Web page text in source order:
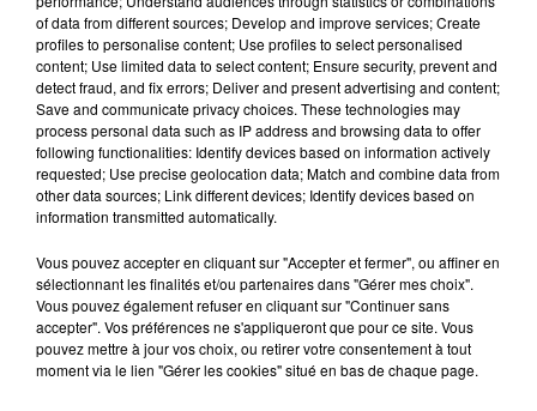
gendarmerie de Mamers."Les investigations sont en
cours afin d’établir les circonstances du drame et
d’en déterminer les causes"précise la magistrate.
À LA UNE
of data from different sources; Develop and improve services; Create
profiles to personalise content; Use profiles to select personalised
content; Use limited data to select content; Ensure security, prevent and
detect fraud, and fix errors; Deliver and present advertising and content;
Save and communicate privacy choices. These technologies may
process personal data such as IP address and browsing data to offer
following functionalities: Identify devices based on information actively
requested; Use precise geolocation data; Match and combine data from
other data sources; Link different devices; Identify devices based on
information transmitted automatically.
Vous pouvez accepter en cliquant sur "Accepter et fermer", ou affiner en
sélectionnant les finalités et/ou partenaires dans "Gérer mes choix".
Vous pouvez également refuser en cliquant sur "Continuer sans
accepter". Vos préférences ne s'appliqueront que pour ce site. Vous
pouvez mettre à jour vos choix, ou retirer votre consentement à tout
moment via le lien "Gérer les cookies" situé en bas de chaque page.